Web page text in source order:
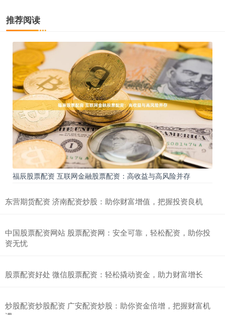
推荐阅读
福辰股票配资 互联网金融股票配资：高收益与高风险并存
东营期货配资 济南配资炒股：助你财富增值，把握投资良机
中国股票配资网站 股票配资网：安全可靠，轻松配资，助你投
资无忧
股票配资好处 微信股票配资：轻松撬动资金，助力财富增长
炒股配资炒股配资 广安配资炒股：助你资金倍增，把握财富机